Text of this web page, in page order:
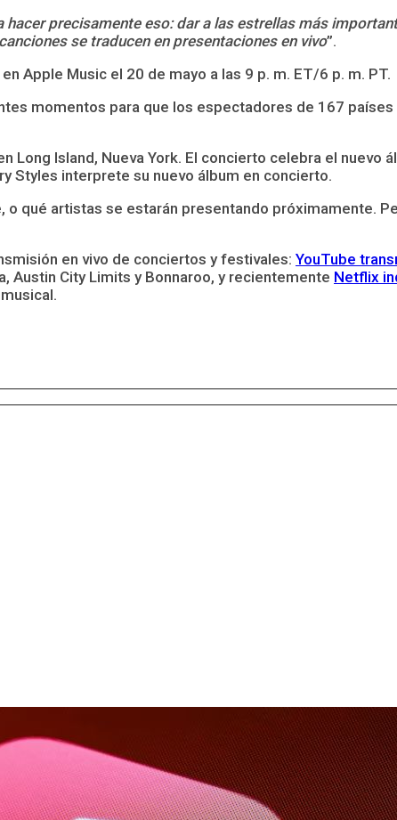
hacer precisamente eso: dar a las estrellas más
se traducen en presentaciones en vivo”.
Apple Music el 20 de mayo a las 9 p. m. ET/6 p. m. PT.
momentos para que los espectadores de 167
Long Island, Nueva York. El concierto celebra el nuevo
Styles interprete su nuevo álbum en concierto.
qué artistas se estarán presentando próximamente.
en vivo de conciertos y festivales: YouTube
Austin City Limits y Bonnaroo, y recientemente Netflix